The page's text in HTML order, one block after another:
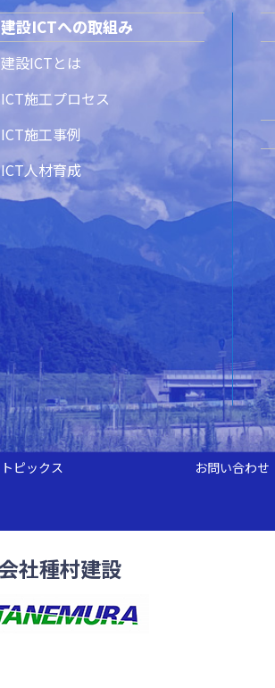
建設ICTへの取組み
建設ICTとは
ICT施工プロセス
ICT施工事例
ICT人材育成
トピックス お問い合わせ
社種村建設